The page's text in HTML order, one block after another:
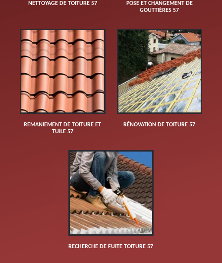
NETTOYAGE DE TOITURE 57
POSE ET CHANGEMENT DE
GOUTTIÈRES 57
REMANIEMENT DE TOITURE ET
TUILE 57
RÉNOVATION DE TOITURE 57
RECHERCHE DE FUITE TOITURE 57